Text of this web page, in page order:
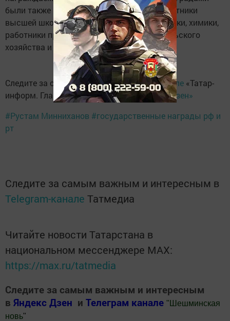
были также
поощреныврачи, учителя, работники
высшей школы, машиностроители, нефтяники, химики,
работники промышленности, культуры, сельского
хозяйства и других отраслей.
Следите за самым важным вTelegram-канале «Татар-
информ. Главное», а также читайте нас в«Дзен»
#Рустам Минниханов #государственные награды рф и
рт
Следите за самым важным и интересным в
Telegram-канале Татмедиа
Читайте новости Татарстана в
национальном мессенджере MАХ:
https://max.ru/tatmedia
Следите за самым важным и интересным
в Яндекс Дзен и Телеграм канале " Шешминская
новь"